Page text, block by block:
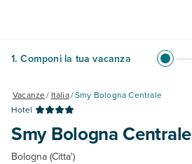
1. Componi la tua vacanza
Vacanze/ Italia/Smy Bologna Centrale
Hotel
Smy Bologna Centrale
Bologna (Citta')